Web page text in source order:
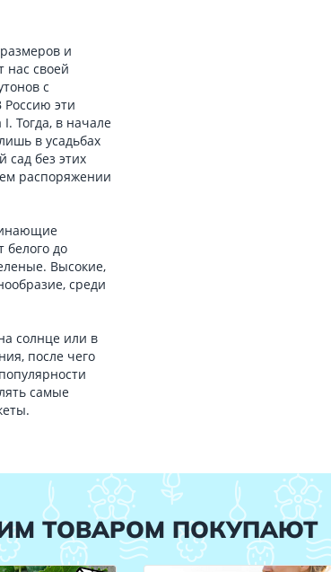
и
нас своей
с
эти
Тогда, в начале
в усадьбах
сад без этих
распоряжении
до
Высокие,
среди
солнце или в
после чего
самые
ТОВАРОМ ПОКУПАЮТ